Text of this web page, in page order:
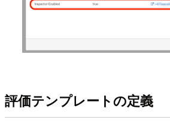
評価テンプレートの定義